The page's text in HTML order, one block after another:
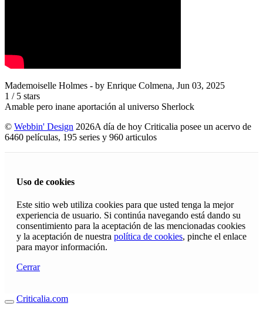
Mademoiselle Holmes - by Enrique Colmena, Jun 03, 2025
1 / 5 stars
Amable pero inane aportación al universo Sherlock
© Webbin' Design 2026A día de hoy Criticalia posee un acervo de
6460 películas, 195 series y 960 articulos
Uso de cookies
Este sitio web utiliza cookies para que usted tenga la mejor
experiencia de usuario. Si continúa navegando está dando su
consentimiento para la aceptación de las mencionadas cookies
y la aceptación de nuestra política de cookies, pinche el enlace
para mayor información.
Cerrar
Criticalia.com